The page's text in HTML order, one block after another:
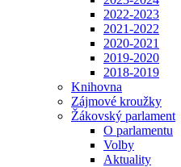
2022-2023
2021-2022
2020-2021
2019-2020
2018-2019
Knihovna
Zájmové kroužky
Žákovský parlament
O parlamentu
Volby
Aktuality